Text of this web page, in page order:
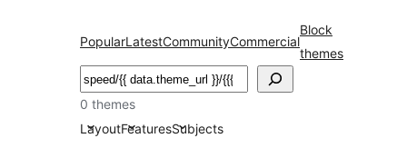
PopularLatestCommunityCommercial
Block
themes
खोजें
0 themes
LayoutFeaturesSubjects